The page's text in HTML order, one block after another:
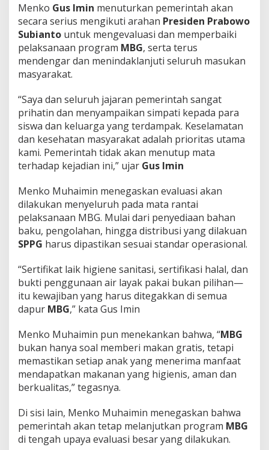
Menko Gus Imin menuturkan pemerintah akan
secara serius mengikuti arahan Presiden Prabowo
Subianto untuk mengevaluasi dan memperbaiki
pelaksanaan program MBG, serta terus
mendengar dan menindaklanjuti seluruh masukan
masyarakat.
“Saya dan seluruh jajaran pemerintah sangat
prihatin dan menyampaikan simpati kepada para
siswa dan keluarga yang terdampak. Keselamatan
dan kesehatan masyarakat adalah prioritas utama
kami. Pemerintah tidak akan menutup mata
terhadap kejadian ini,” ujar Gus Imin
Menko Muhaimin menegaskan evaluasi akan
dilakukan menyeluruh pada mata rantai
pelaksanaan MBG. Mulai dari penyediaan bahan
baku, pengolahan, hingga distribusi yang dilakuan
SPPG harus dipastikan sesuai standar operasional.
“Sertifikat laik higiene sanitasi, sertifikasi halal, dan
bukti penggunaan air layak pakai bukan pilihan—
itu kewajiban yang harus ditegakkan di semua
dapur MBG,” kata Gus Imin
Menko Muhaimin pun menekankan bahwa, “MBG
bukan hanya soal memberi makan gratis, tetapi
memastikan setiap anak yang menerima manfaat
mendapatkan makanan yang higienis, aman dan
berkualitas,” tegasnya.
Di sisi lain, Menko Muhaimin menegaskan bahwa
pemerintah akan tetap melanjutkan program MBG
di tengah upaya evaluasi besar yang dilakukan.